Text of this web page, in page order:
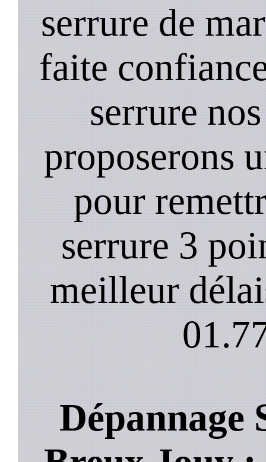
serrure de
faite
serrure
proposerons
pour
serrure 3
meilleur
Dépannage